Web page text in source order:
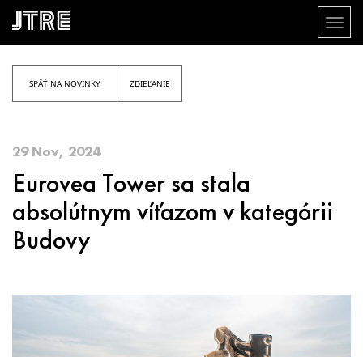
Skočiť
na
hlavnýSPÄŤ NA NOVINKY ZDIEĽANIE
29 Nov, 2024
Eurovea Tower sa stala
absolútnym víťazom v kategórii
Budovy